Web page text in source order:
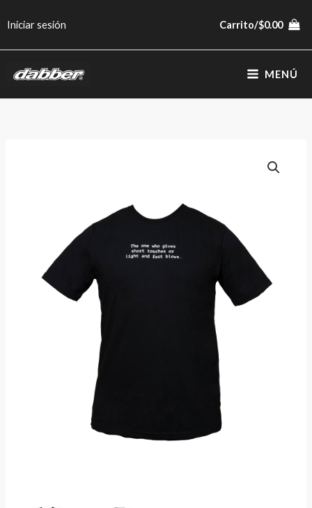
Iniciar sesión Carrito/$0.00
MENÚ